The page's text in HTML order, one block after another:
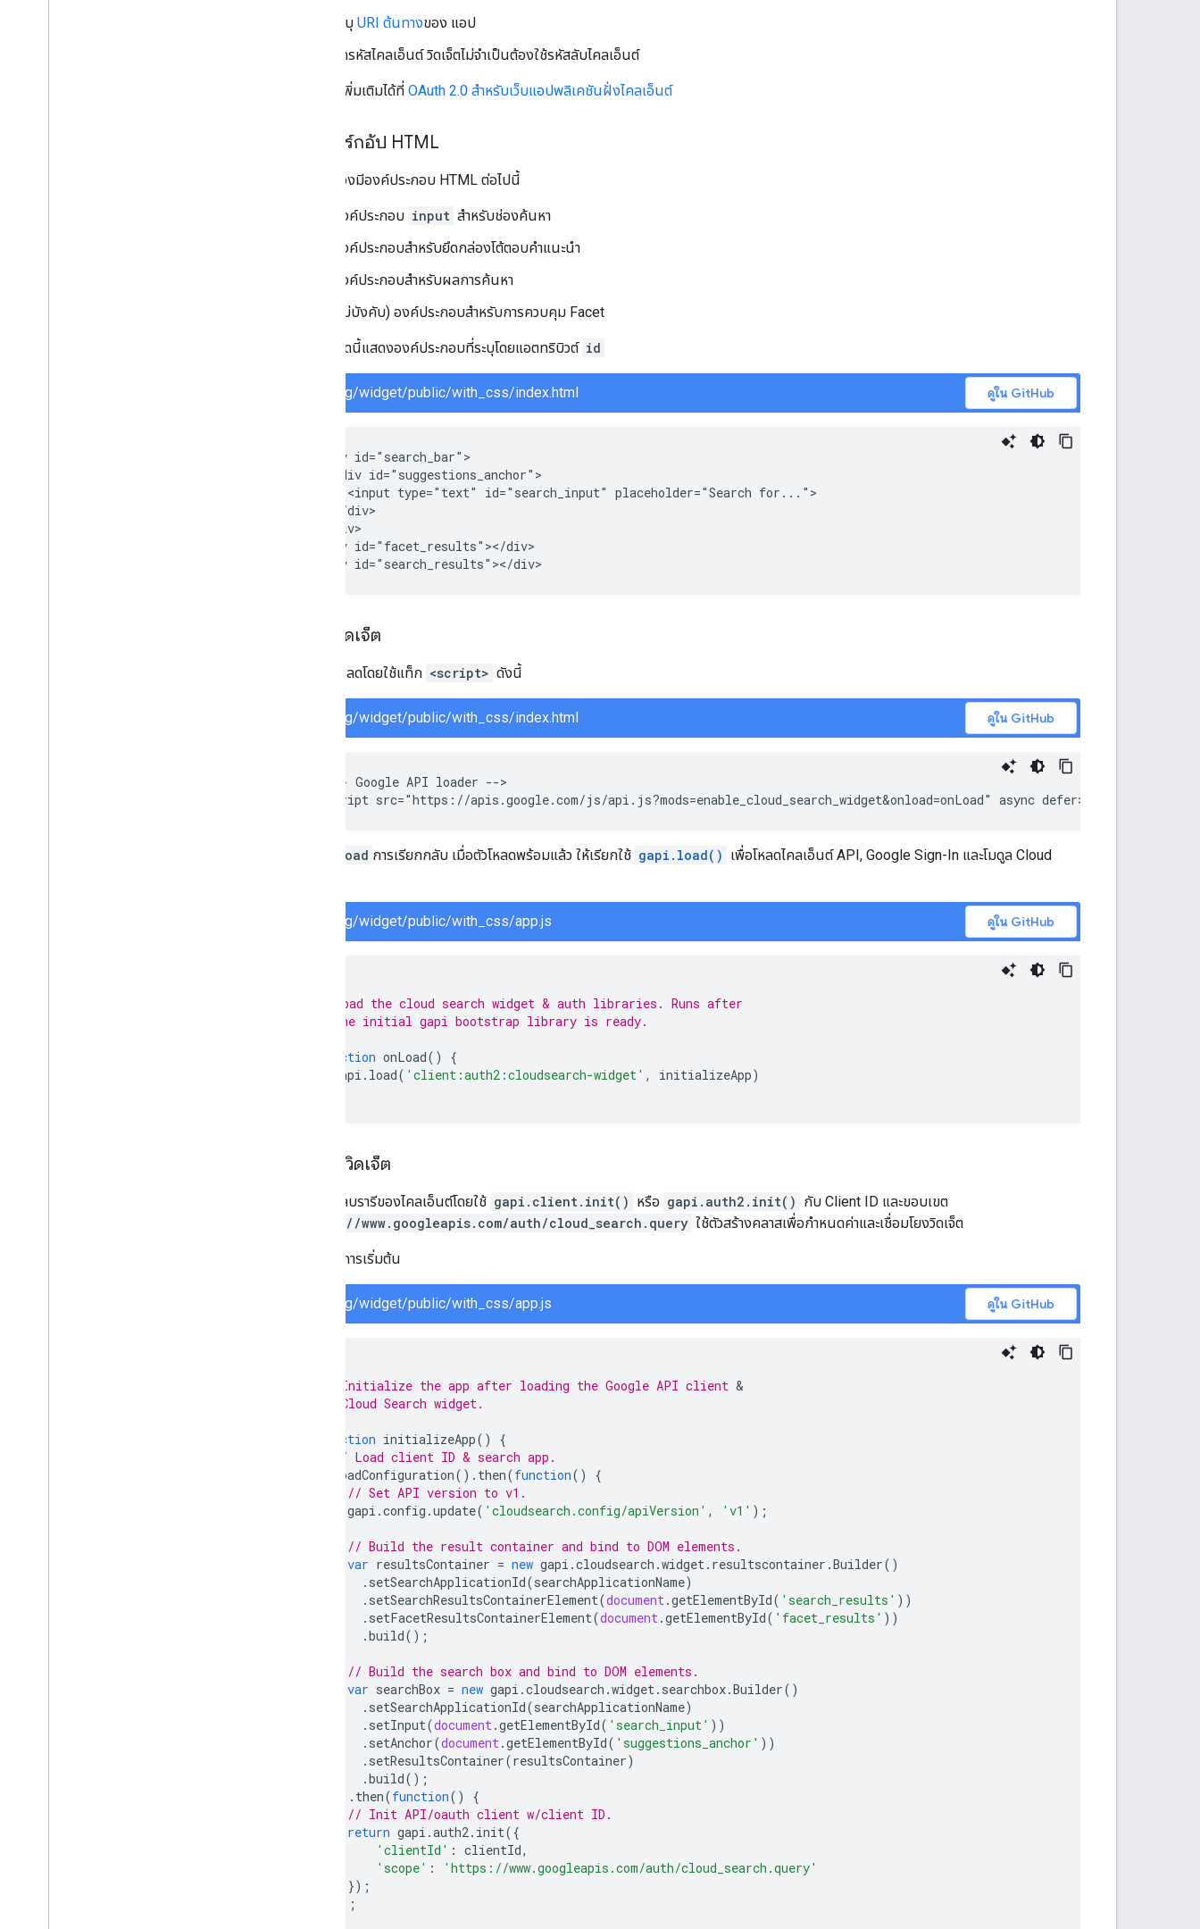
ระบุ URI ต้นทางของ แอป
จดรหัสไคลเอ็นต์ วิดเจ็ตไม่จำเป็นต้องใช้รหัสลับไคลเอ็นต์
ดูข้อมูลเพิ่มเติมได้ที่ OAuth 2.0 สำหรับเว็บแอปพลิเคชันฝั่งไคลเอ็นต์
เพิ่มมาร์กอัป HTML
วิดเจ็ตต้องมีองค์ประกอบ HTML ต่อไปนี้
องค์ประกอบ input สำหรับช่องค้นหา
องค์ประกอบสำหรับยึดกล่องโต้ตอบคำแนะนำ
องค์ประกอบสำหรับผลการค้นหา
(ไม่บังคับ) องค์ประกอบสำหรับการควบคุม Facet
ข้อมูลโค้ดนี้แสดงองค์ประกอบที่ระบุโดยแอตทริบิวต์ id
serving/widget/public/with_css/index.html ดูใน GitHub
<div id="search_bar">
  <div id="suggestions_anchor">
    <input type="text" id="search_input" placeholder="Search for...">
  </div>
</div>
<div id="facet_results"></div>
<div id="search_results"></div>
โหลดวิดเจ็ต
รวมตัวโหลดโดยใช้แท็ก <script> ดังนี้
serving/widget/public/with_css/index.html ดูใน GitHub
<!-- Google API loader -->
<script src="https://apis.google.com/js/api.js?mods=enable_cloud_search_widget&onload=onLoad" async defer></script>
onload การเรียกกลับ เมื่อตัวโหลดพร้อมแล้ว ให้เรียกใช้ gapi.load() เพื่อโหลดไคลเอ็นต์ API, Google Sign-In และโมดูล Cloud
serving/widget/public/with_css/app.js ดูใน GitHub
* Load the cloud search widget & auth libraries. Runs after
* the initial gapi bootstrap library is ready.
function onLoad()
{
gapi . load( 'client:auth2:cloudsearch-widget' , initializeApp)
เริ่มต้นวิดเจ็ต
เริ่มต้นไลบรารีของไคลเอ็นต์โดยใช้ gapi.client.init() หรือ gapi.auth2.init() กับ Client ID และขอบเขต
https://www.googleapis.com/auth/cloud_search.query ใช้ตัวสร้างคลาสเพื่อกำหนดค่าและเชื่อมโยงวิดเจ็ต
ตัวอย่างการเริ่มต้น
serving/widget/public/with_css/app.js ดูใน GitHub
* Initialize the app after loading the Google API client
* Cloud Search widget.
function initializeApp()
{
// Load client ID & search app.
loadConfiguration(). then(function()
{
// Set API version to v1.
gapi .config .update( 'cloudsearch.config/apiVersion' , 'v1' );
// Build the result container and bind to DOM elements.
var resultsContainer = new gapi .cloudsearch .widget. resultscontainer .Builder()
. setSearchApplicationId(searchApplicationName)
. setSearchResultsContainerElement(document.getElementById( 'search_results' ))
. setFacetResultsContainerElement(document.getElementById( 'facet_results' ))
.build();
// Build the search box and bind to DOM elements.
var searchBox = new gapi .cloudsearch .widget. searchbox.Builder()
. setSearchApplicationId(searchApplicationName)
. setInput(document.getElementById( 'search_input' ))
. setAnchor(document.getElementById( 'suggestions_anchor' ))
. setResultsContainer(resultsContainer)
.build();
}). then(function()
{
// Init API/oauth client w/client ID.
return gapi .auth2. init({
'clientId' : clientId,
'scope' :
'https://www.googleapis.com/auth/cloud_search.query'
});
});